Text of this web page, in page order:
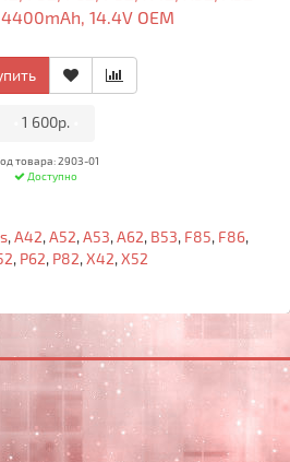
14.4V OEM
1 600р.
товара: 2903-01
Доступно
,A42,A52,A53,A62, B53, F85, F86,
, P62, P82,X42,X52